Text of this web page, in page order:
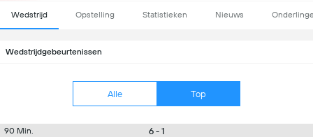
Wedstrijd Opstelling Statistieken Nieuws
Wedstrijdgebeurtenissen
Alle Top
90 Min. 6 - 1